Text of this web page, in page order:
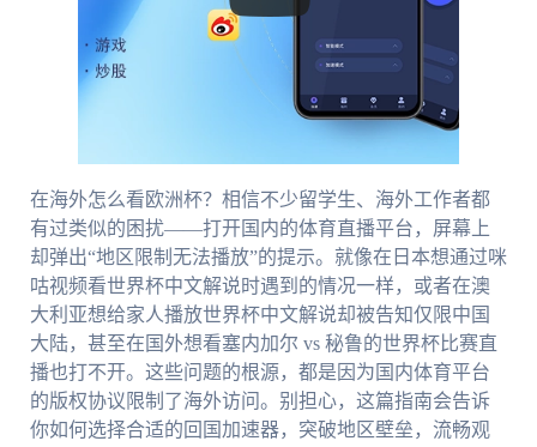
在海外怎么看欧洲杯？相信不少留学生、海外工作者都
有过类似的困扰——打开国内的体育直播平台，屏幕上
却弹出“地区限制无法播放”的提示。就像在日本想通过咪
咕视频看世界杯中文解说时遇到的情况一样，或者在澳
大利亚想给家人播放世界杯中文解说却被告知仅限中国
大陆，甚至在国外想看塞内加尔 vs 秘鲁的世界杯比赛直
播也打不开。这些问题的根源，都是因为国内体育平台
的版权协议限制了海外访问。别担心，这篇指南会告诉
你如何选择合适的回国加速器，突破地区壁垒，流畅观